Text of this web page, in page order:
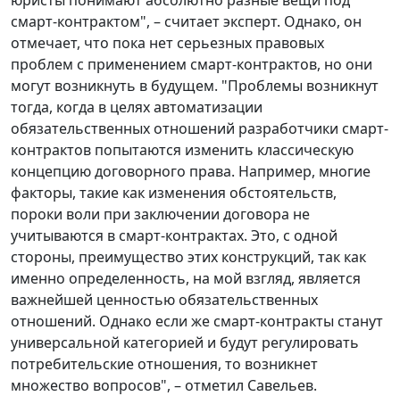
смарт-контрактом", – считает эксперт. Однако, он
отмечает, что пока нет серьезных правовых
проблем с применением смарт-контрактов, но они
могут возникнуть в будущем. "Проблемы возникнут
тогда, когда в целях автоматизации
обязательственных отношений разработчики смарт-
контрактов попытаются изменить классическую
концепцию договорного права. Например, многие
факторы, такие как изменения обстоятельств,
пороки воли при заключении договора не
учитываются в смарт-контрактах. Это, с одной
стороны, преимущество этих конструкций, так как
именно определенность, на мой взгляд, является
важнейшей ценностью обязательственных
отношений. Однако если же смарт-контракты станут
универсальной категорией и будут регулировать
потребительские отношения, то возникнет
множество вопросов", – отметил Савельев.